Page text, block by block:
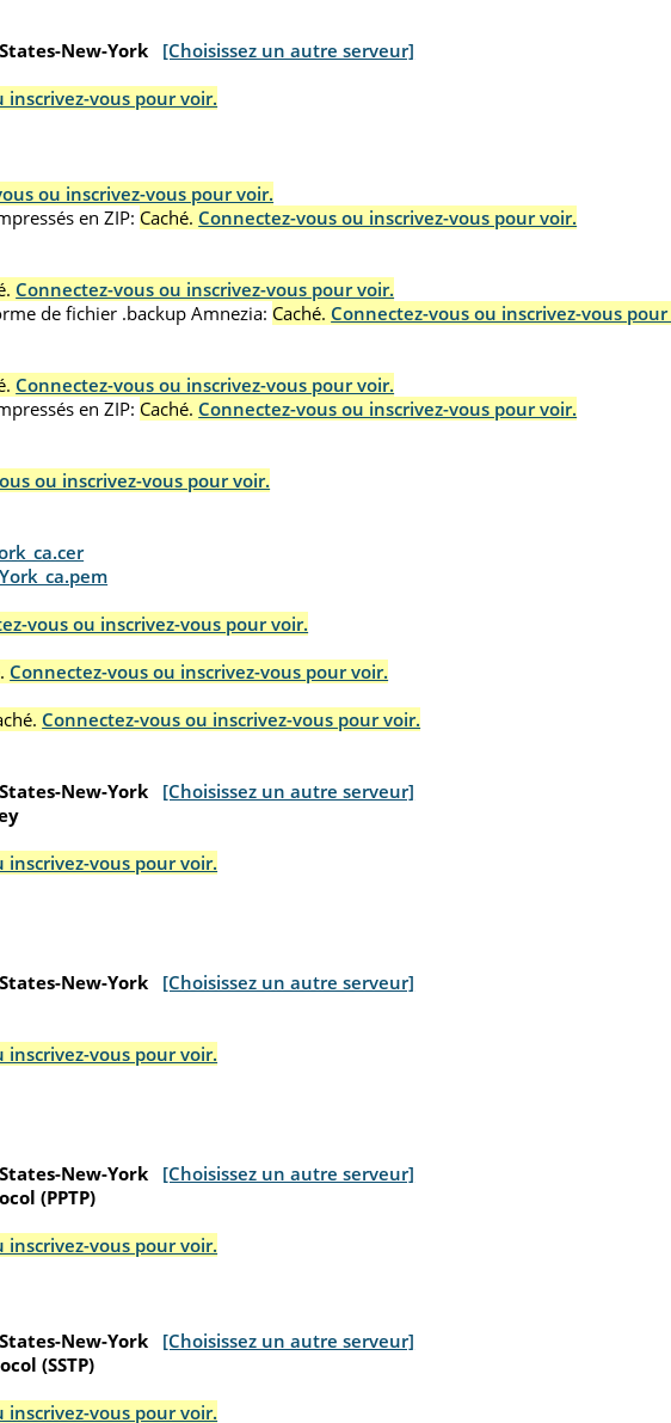
New-York
[Choisissez un autre serveur]
inscrivez-vous pour voir.
ou inscrivez-vous pour voir.
en ZIP: Caché. Connectez-vous ou inscrivez-vous pour voir.
Connectez-vous ou inscrivez-vous pour voir.
de fichier .backup Amnezia: Caché. Connectez-vous ou inscrivez-vous
Connectez-vous ou inscrivez-vous pour voir.
en ZIP: Caché. Connectez-vous ou inscrivez-vous pour voir.
ou inscrivez-vous pour voir.
vous ou inscrivez-vous pour voir.
Connectez-vous ou inscrivez-vous pour voir.
Connectez-vous ou inscrivez-vous pour voir.
New-York
[Choisissez un autre serveur]
inscrivez-vous pour voir.
New-York
[Choisissez un autre serveur]
inscrivez-vous pour voir.
New-York
[Choisissez un autre serveur]
(PPTP)
inscrivez-vous pour voir.
New-York
[Choisissez un autre serveur]
(SSTP)
inscrivez-vous pour voir.